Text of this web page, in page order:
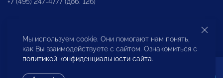
Business and Investment Rights Protection
Department
Мы используем cookie. Они помогают нам понять,
как Вы взаимодействуете с сайтом. Ознакомиться с
политикой конфиденциальности сайта.